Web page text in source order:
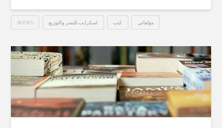
BOOKS اسكرايب للنشر والتوزيع كتب مؤلفاتي
الدنيا11.27.2023